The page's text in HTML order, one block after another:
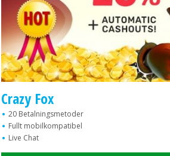
Crazy Fox
20 Betalningsmetoder
Fullt mobilkompatibel
Live Chat